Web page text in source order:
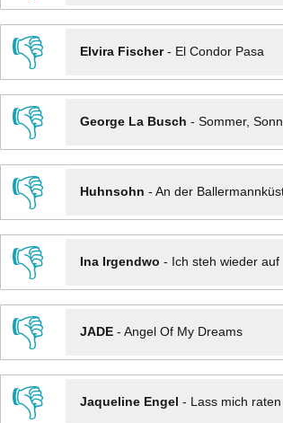
👎
Elvira Fischer- El Condor Pasa
👎
George La Busch - Sommer,
👎
Huhnsohn - An der
👎
Ina Irgendwo - Ich steh wieder auf
👎
JADE- Angel Of My Dreams
👎
Jaqueline Engel - Lass mich raten